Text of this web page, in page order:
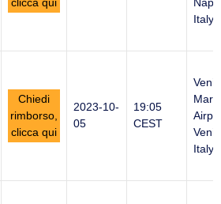
clicca qui
Italy
Chiedi
rimborso,
clicca qui
2023-10-
05
19:05
CEST
Italy